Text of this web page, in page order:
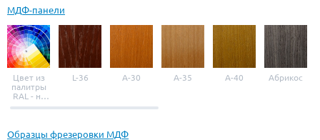
МДФ-панели
Цвет из
палитры
RAL - на
выбор
L-36 A-30 A-35 A-40 Абрикос
Образцы фрезеровки МДФ